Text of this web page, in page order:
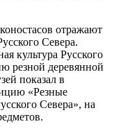
отражают
Севера.
культура Русского
резной деревянной
показал в
«Резные
Севера», на